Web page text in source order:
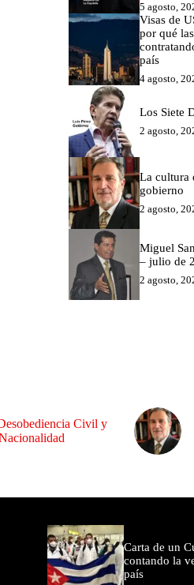
5 agosto,
Visas de
por qué
país
4 agosto,
Los Siete
2 agosto,
La cultura
gobierno
2 agosto,
Miguel
– julio de
2 agosto,
Civil y
Carta de un
contando la
país